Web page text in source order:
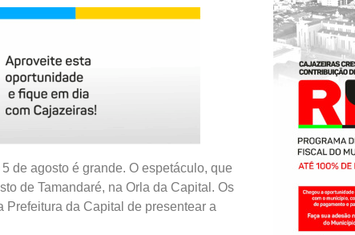
de agosto é grande. O espetáculo, que
de Tamandaré, na Orla da Capital. Os
da Capital de presentear a